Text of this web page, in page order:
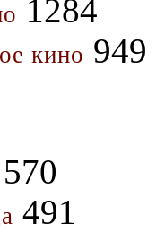
1284
кино 949
570
491